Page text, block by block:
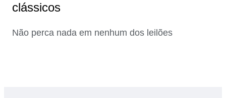
clássicos
Não perca nada em nenhum dos leilões